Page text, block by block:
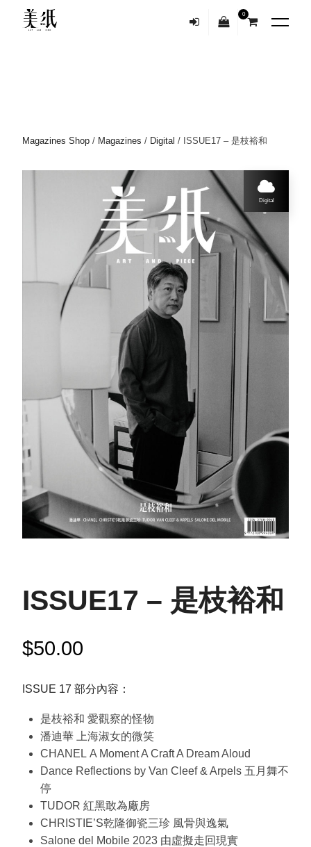
0
Magazines Shop / Magazines / Digital / ISSUE17 – 是枝裕和
Digital
ISSUE17 – 是枝裕和
$50.00
ISSUE 17 部分內容：
是枝裕和 愛觀察的怪物
潘迪華 上海淑女的微笑
CHANEL A Moment A Craft A Dream Aloud
Dance Reflections by Van Cleef & Arpels 五月舞不
停
TUDOR 紅黑敢為廠房
CHRISTIE’S乾隆御瓷三珍 風骨與逸氣
Salone del Mobile 2023 由虛擬走回現實